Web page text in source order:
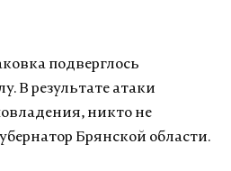
подверглось
В результате атаки
никто не
Брянской области.